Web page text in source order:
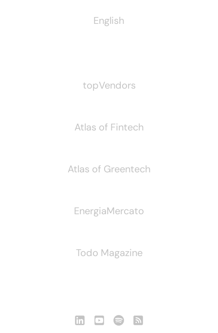
English
topVendors
Atlas of Fintech
Atlas of Greentech
EnergiaMercato
Todo Magazine